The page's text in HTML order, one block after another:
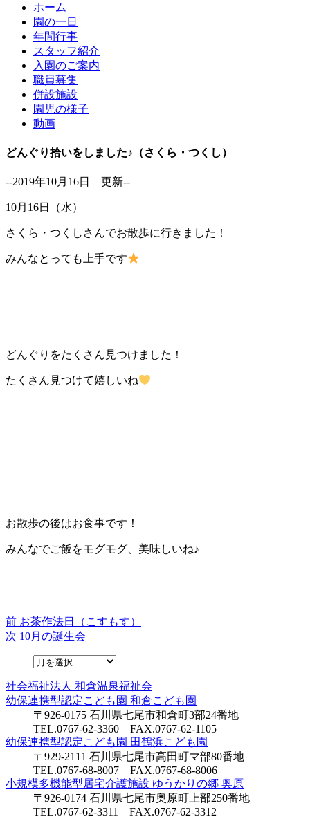
ホーム
園の一日
年間行事
スタッフ紹介
入園のご案内
職員募集
併設施設
園児の様子
動画
どんぐり拾いをしました♪（さくら・つくし）
--2019年10月16日 更新--
10月16日（水）
さくら・つくしさんでお散歩に行きました！
みんなとっても上手です
どんぐりをたくさん見つけました！
たくさん見つけて嬉しいね
お散歩の後はお食事です！
みんなでご飯をモグモグ、美味しいね♪
投
稿
ビ
ー
ョ
前 前
の
お茶作法日（こすもす）
次 次
稿:
10月の誕生会
社会福祉法人 和倉温泉福祉会
幼保連携型認定こども園 和倉こども園
〒926-0175 石川県七尾市和倉町3部24番地
TEL.0767-62-3360 FAX.0767-62-1105
幼保連携型認定こども園 田鶴浜こども園
〒929-2111 石川県七尾市高田町マ部80番地
TEL.0767-68-8007 FAX.0767-68-8006
小規模多機能型居宅介護施設 ゆうかりの郷 奥原
〒926-0174 石川県七尾市奥原町上部250番地
TEL.0767-62-3311 FAX.0767-62-3312